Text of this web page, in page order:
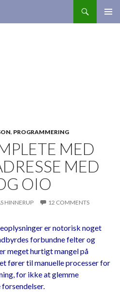
, PROGRAMMERING
MED
MED
OIO
HINNERUP 12 COMMENTS
er notorisk noget
forbundne felter og
meget hurtigt mangel på
fører til manuelle processer for
for ikke at glemme